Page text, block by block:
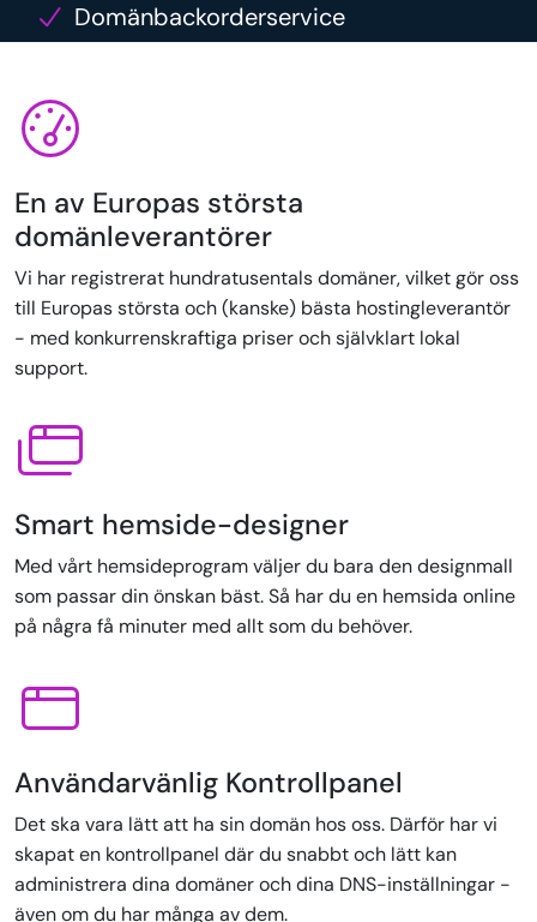
Domänbackorderservice
En av Europas största
domänleverantörer
Vi har registrerat hundratusentals domäner, vilket gör oss
till Europas största och (kanske) bästa hostingleverantör
- med konkurrenskraftiga priser och självklart lokal
support.
Smart hemside-designer
Med vårt hemsideprogram väljer du bara den designmall
som passar din önskan bäst. Så har du en hemsida online
på några få minuter med allt som du behöver.
Användarvänlig Kontrollpanel
Det ska vara lätt att ha sin domän hos oss. Därför har vi
skapat en kontrollpanel där du snabbt och lätt kan
administrera dina domäner och dina DNS-inställningar -
även om du har många av dem.